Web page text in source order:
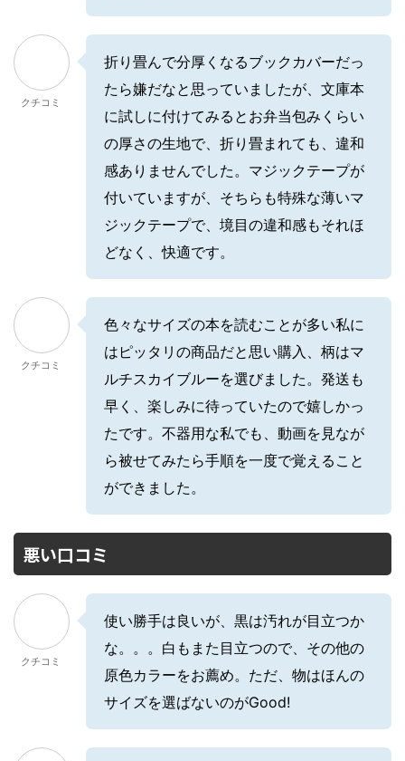
クチコミ
折り畳んで分厚くなるブックカバーだっ
たら嫌だなと思っていましたが、文庫本
に試しに付けてみるとお弁当包みくらい
の厚さの生地で、折り畳まれても、違和
感ありませんでした。マジックテープが
付いていますが、そちらも特殊な薄いマ
ジックテープで、境目の違和感もそれほ
どなく、快適です。
クチコミ
色々なサイズの本を読むことが多い私に
はピッタリの商品だと思い購入、柄はマ
ルチスカイブルーを選びました。発送も
早く、楽しみに待っていたので嬉しかっ
たです。不器用な私でも、動画を見なが
ら被せてみたら手順を一度で覚えること
ができました。
悪い口コミ
クチコミ
使い勝手は良いが、黒は汚れが目立つか
な。。。白もまた目立つので、その他の
原色カラーをお薦め。ただ、物はほんの
サイズを選ばないのがGood!